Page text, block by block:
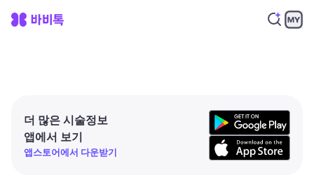
더 많은 시술정보
앱에서 보기
앱스토어에서 다운받기